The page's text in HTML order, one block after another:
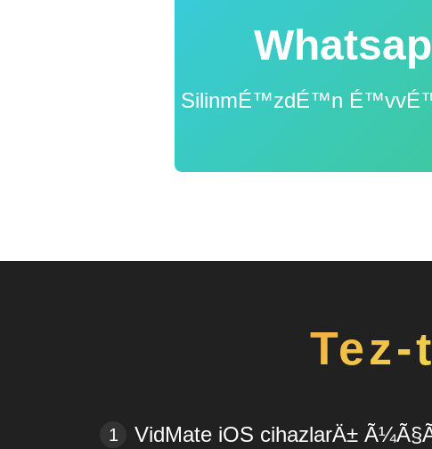
SilinmÉ™zdÉ™n
1 VidMate iOS cihazlarÄ±